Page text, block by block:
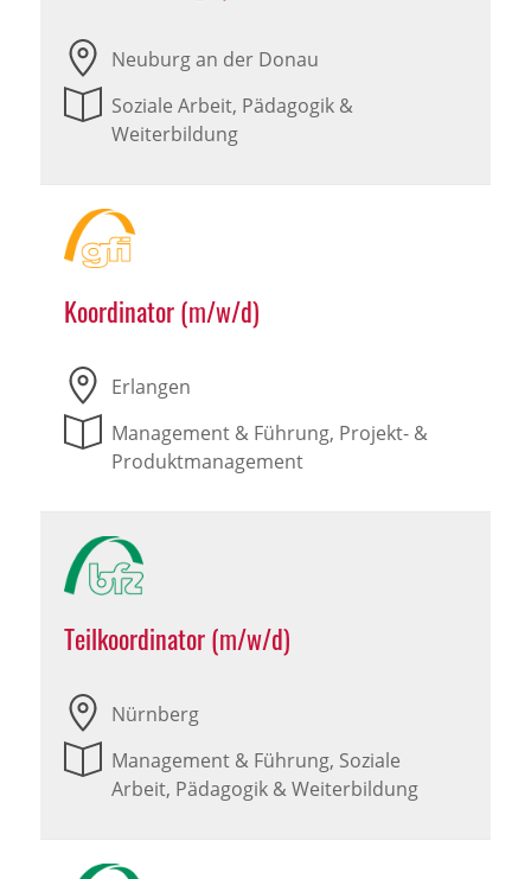
Neuburg an der Donau
Soziale Arbeit, Pädagogik &
Weiterbildung
Koordinator (m/w/d)
Erlangen
Management & Führung, Projekt- &
Produktmanagement
Teilkoordinator (m/w/d)
Nürnberg
Management & Führung, Soziale
Arbeit, Pädagogik & Weiterbildung